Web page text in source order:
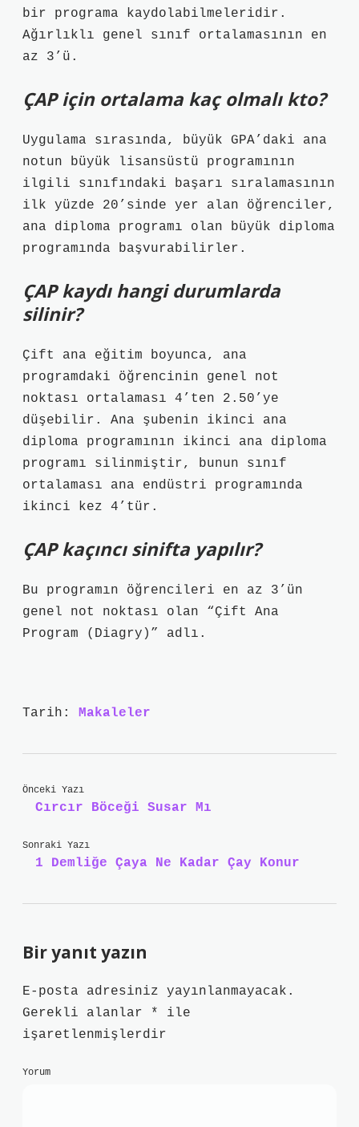
bir programa kaydolabilmeleridir.
Ağırlıklı genel sınıf ortalamasının en
az 3’ü.
ÇAP için ortalama kaç olmalı kto?
Uygulama sırasında, büyük GPA’daki ana
notun büyük lisansüstü programının
ilgili sınıfındaki başarı sıralamasının
ilk yüzde 20’sinde yer alan öğrenciler,
ana diploma programı olan büyük diploma
programında başvurabilirler.
ÇAP kaydı hangi durumlarda
silinir?
Çift ana eğitim boyunca, ana
programdaki öğrencinin genel not
noktası ortalaması 4’ten 2.50’ye
düşebilir. Ana şubenin ikinci ana
diploma programının ikinci ana diploma
programı silinmiştir, bunun sınıf
ortalaması ana endüstri programında
ikinci kez 4’tür.
ÇAP kaçıncı sinifta yapılır?
Bu programın öğrencileri en az 3’ün
genel not noktası olan “Çift Ana
Program (Diagry)” adlı.
Tarih: Makaleler
Önceki Yazı
Cırcır Böceği Susar Mı
Sonraki Yazı
1 Demliğe Çaya Ne Kadar Çay Konur
Bir yanıt yazın
E-posta adresiniz yayınlanmayacak.
Gerekli alanlar
*
ile
işaretlenmişlerdir
Yorum